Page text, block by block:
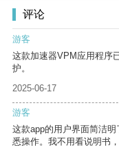
评论
游客
这款加速器VPM应用程序
护。
2025-06-17
游客
这款app的用户界面简洁
悉操作。我不用看说明书